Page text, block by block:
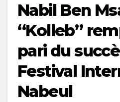
Nabil Ben
“Kolleb”
pari du
Festival
Nabeul